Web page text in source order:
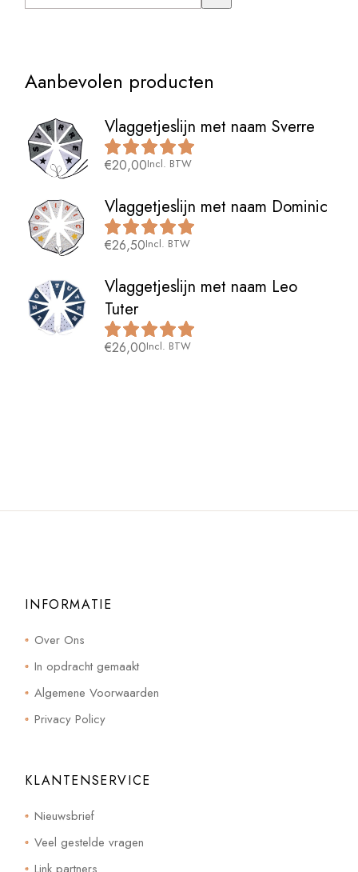
Aanbevolen producten
Vlaggetjeslijn met naam Sverre
€20,00Incl. BTW
Vlaggetjeslijn met naam Dominic
€26,50Incl. BTW
Vlaggetjeslijn met naam Leo
Tuter
€26,00Incl. BTW
INFORMATIE
Over Ons
In opdracht gemaakt
Algemene Voorwaarden
Privacy Policy
KLANTENSERVICE
Nieuwsbrief
Veel gestelde vragen